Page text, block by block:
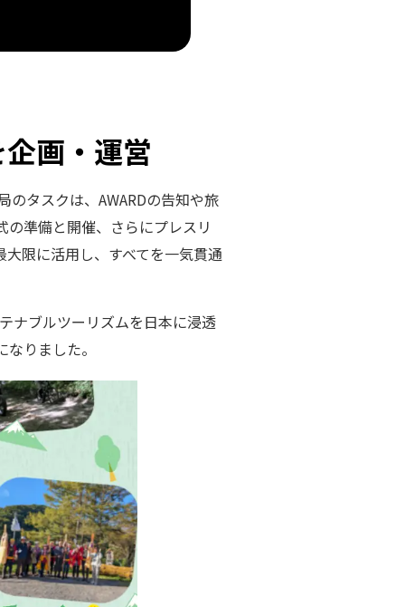
画・運営
のタスクは、AWARDの告知や旅
準備と開催、さらにプレスリ
限に活用し、すべてを一気貫通
ナブルツーリズムを日本に浸透
りました。